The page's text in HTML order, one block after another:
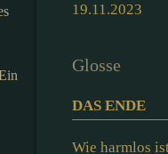
19.11.2023
Glosse
DAS ENDE
Wie harmlos